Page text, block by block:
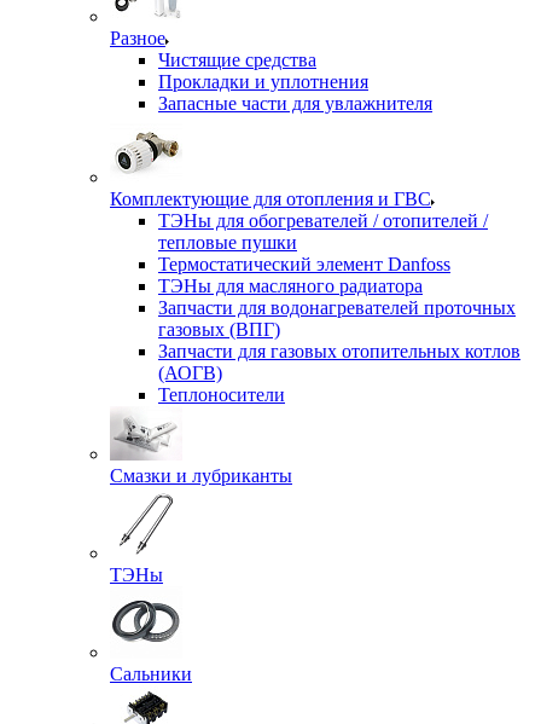
Разное
Чистящие средства
Прокладки и уплотнения
Запасные части для увлажнителя
Комплектующие для отопления и ГВС
ТЭНы для обогревателей / отопителей /
тепловые пушки
Термостатический элемент Danfoss
ТЭНы для масляного радиатора
Запчасти для водонагревателей проточных
газовых (ВПГ)
Запчасти для газовых отопительных котлов
(АОГВ)
Теплоносители
Смазки и лубриканты
ТЭНы
Сальники